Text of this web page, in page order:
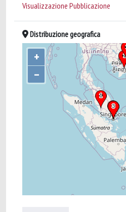
Visualizzazione Pubblicazione
Distribuzione geografica
+
–